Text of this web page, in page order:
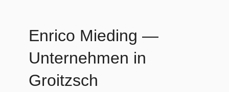
Enrico Mieding —
Unternehmen in
Groitzsch